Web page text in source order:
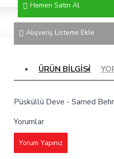
Hemen Satın Al
Alışveriş Listeme Ekle
ÜRÜN BILGISI
Püsküllü Deve - Samed
Yorumlar
Yorum Yapınız